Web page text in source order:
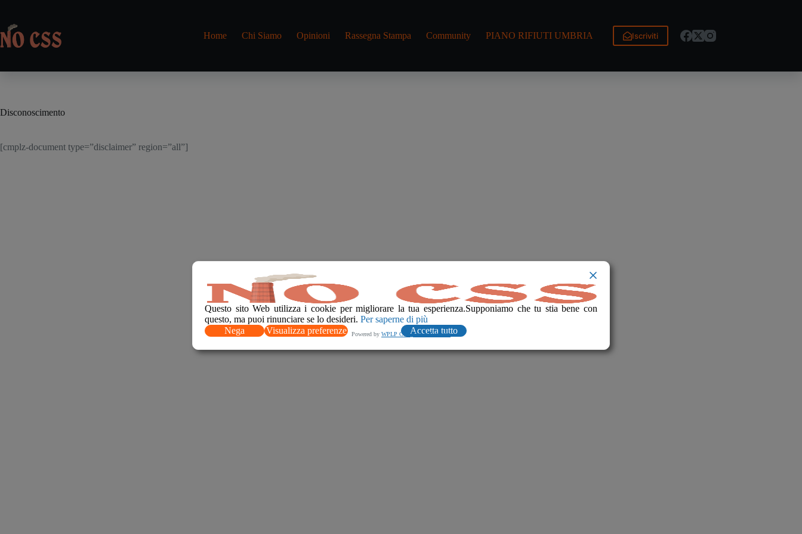
contenuto
Home
Chi Siamo Opinioni Rassegna Stampa Community PIANO RIFIUTI UMBRIA Iscriviti
Disconoscimento
[cmplz-document type=”disclaimer” region=”all”]
Questo sito Web utilizza i cookie per migliorare la tua esperienza.Supponiamo che tu stia bene con
questo, ma puoi rinunciare se lo desideri. Per saperne di più
Nega
Visualizza preferenze Accetta tutto
Powered by WPLP Compliance Platform